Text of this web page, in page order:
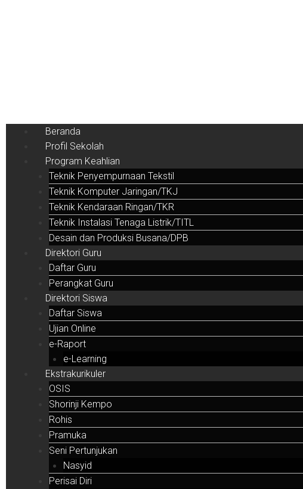
Beranda
Profil Sekolah
Program Keahlian
Teknik Penyempurnaan Tekstil
Teknik Komputer Jaringan/TKJ
Teknik Kendaraan Ringan/TKR
Teknik Instalasi Tenaga Listrik/TITL
Desain dan Produksi Busana/DPB
Direktori Guru
Daftar Guru
Perangkat Guru
Direktori Siswa
Daftar Siswa
Ujian Online
e-Raport
e-Learning
Ekstrakurikuler
OSIS
Shorinji Kempo
Rohis
Pramuka
Seni Pertunjukan
Nasyid
Perisai Diri